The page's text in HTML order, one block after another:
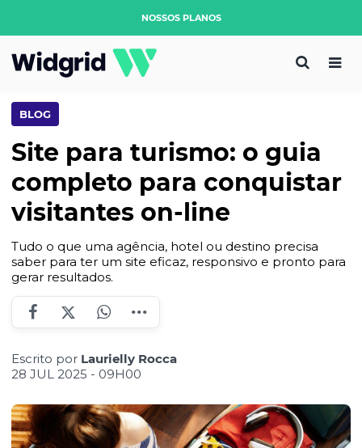
NOSSOS PLANOS
BLOG
Site para turismo: o guia
completo para conquistar
visitantes on-line
Tudo o que uma agência, hotel ou destino precisa
saber para ter um site eficaz, responsivo e pronto para
gerar resultados.
Escrito por Laurielly Rocca
28 JUL 2025 - 09H00